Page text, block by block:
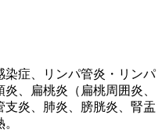
症、リンパ管炎・リンパ
、扁桃炎（扁桃周囲炎、
支炎、肺炎、膀胱炎、腎盂